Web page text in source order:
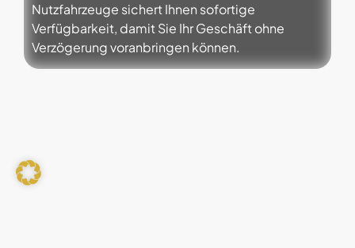
Nutzfahrzeuge sichert Ihnen sofortige
Verfügbarkeit, damit Sie Ihr Geschäft ohne
Verzögerung voranbringen können.